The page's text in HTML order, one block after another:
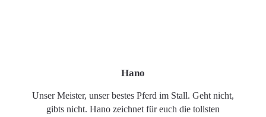
Hano
Unser Meister, unser bestes Pferd im Stall. Geht nicht,
gibts nicht. Hano zeichnet für euch die tollsten